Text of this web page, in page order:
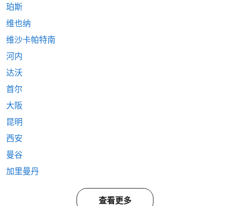
珀斯
维也纳
维沙卡帕特南
河内
达沃
首尔
大阪
昆明
西安
曼谷
加里曼丹
查看更多